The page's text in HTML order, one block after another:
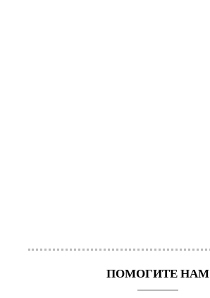
ПОМОГИТЕ НАМ